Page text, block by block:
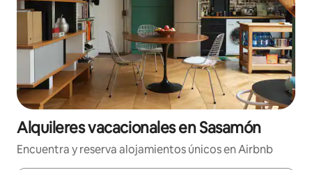
Alquileres vacacionales en Sasamón
Encuentra y reserva alojamientos únicos en Airbnb